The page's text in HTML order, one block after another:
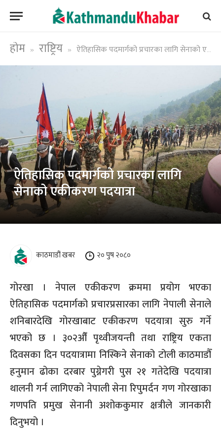
होम » राष्ट्रिय » ऐतिहासिक पदमार्गको प्रचारका लागि सेनाको एकीकरण पदयात्रा
ऐतिहासिक पदमार्गको प्रचारका लागि
सेनाको एकीकरण पदयात्रा
काठमाडौं खबर २० पुष २०८०
गोरखा । नेपाल एकीकरण क्रममा प्रयोग भएका
ऐतिहासिक पदमार्गको प्रचारप्रसारका लागि नेपाली सेनाले
शनिबारदेखि गोरखाबाट एकीकरण पदयात्रा सुरु गर्ने
भएको छ । ३०२औँ पृथ्वीजयन्ती तथा राष्ट्रिय एकता
दिवसका दिन पदयात्रामा निस्किने सेनाको टोली काठमाडौँ
हनुमान ढोका दरबार पुग्नेगरी पुस २१ गतेदेखि पदयात्रा
थालनी गर्न लागिएको नेपाली सेना रिपुमर्दन गण गोरखाका
गणपति प्रमुख सेनानी अशोककुमार क्षत्रीले जानकारी
दिनुभयो ।